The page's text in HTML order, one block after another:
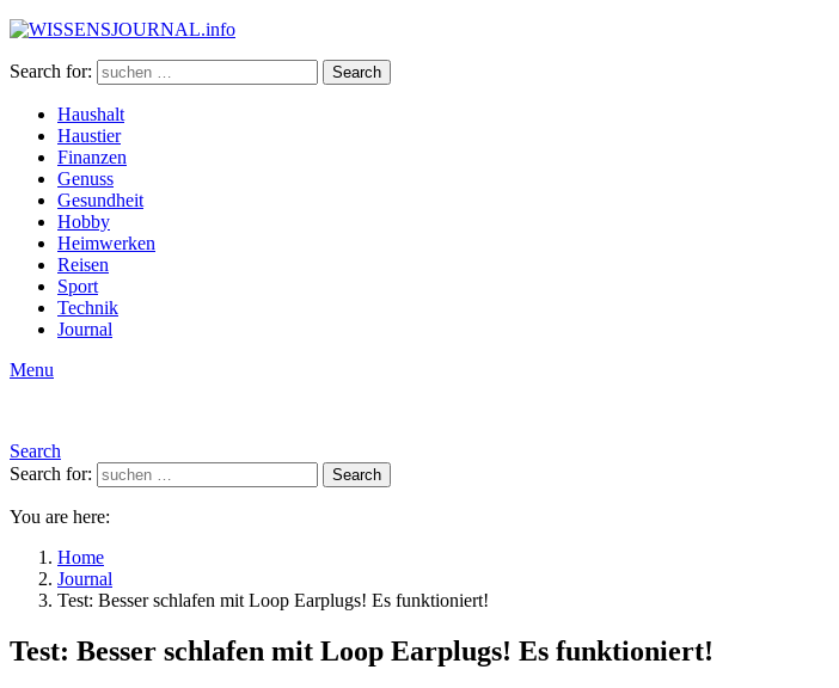
Search for: Search
Haushalt
Haustier
Finanzen
Genuss
Gesundheit
Hobby
Heimwerken
Reisen
Sport
Technik
Journal
Menu
Search
Search for:
Search
You are here:
Home
Journal
Test: Besser schlafen mit Loop Earplugs! Es funktioniert!
Test: Besser schlafen mit Loop Earplugs! Es funktioniert!